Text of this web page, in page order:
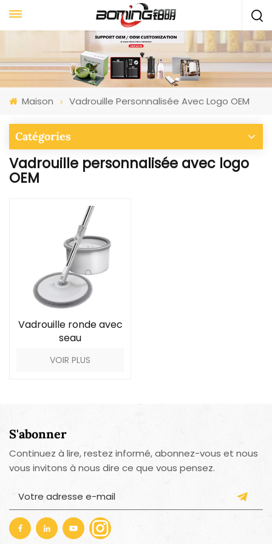
Maison Vadrouille Personnalisée Avec Logo OEM
Catégories
Vadrouille personnalisée avec logo
OEM
Vadrouille ronde avec
seau
VOIR PLUS
S'abonner
Continuez à lire, restez informé, abonnez-vous et nous
vous invitons à nous dire ce que vous pensez.